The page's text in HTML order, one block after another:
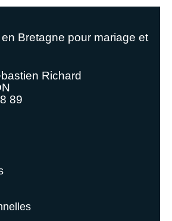
Bretagne pour mariage et
Richard
89